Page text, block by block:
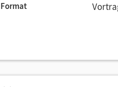
Format